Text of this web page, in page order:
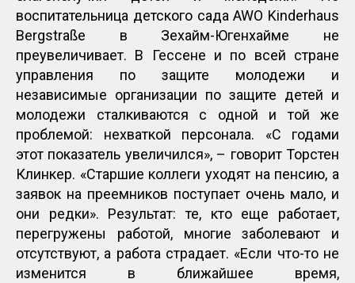
воспитательница детского сада AWO Kinderhaus
Bergstraße в Зехайм-Югенхайме не
преувеличивает. В Гессене и по всей стране
управления по защите молодежи и
независимые организации по защите детей и
молодежи сталкиваются с одной и той же
проблемой: нехваткой персонала. «С годами
этот показатель увеличился», – говорит Торстен
Клинкер. «Старшие коллеги уходят на пенсию, а
заявок на преемников поступает очень мало, и
они редки». Результат: те, кто еще работает,
перегружены работой, многие заболевают и
отсутствуют, а работа страдает. «Если что-то не
изменится в ближайшее время,